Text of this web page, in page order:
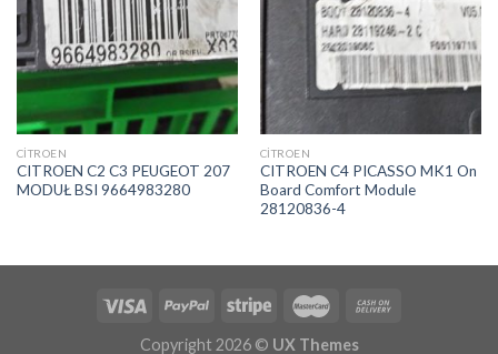
CITROEN
CITROEN C2 C3 PEUGEOT 207
MODUŁ BSI 9664983280
CITROEN
CITROEN C4 PICASSO MK1 On
Board Comfort Module
28120836-4
Copyright 2026 © UX Themes